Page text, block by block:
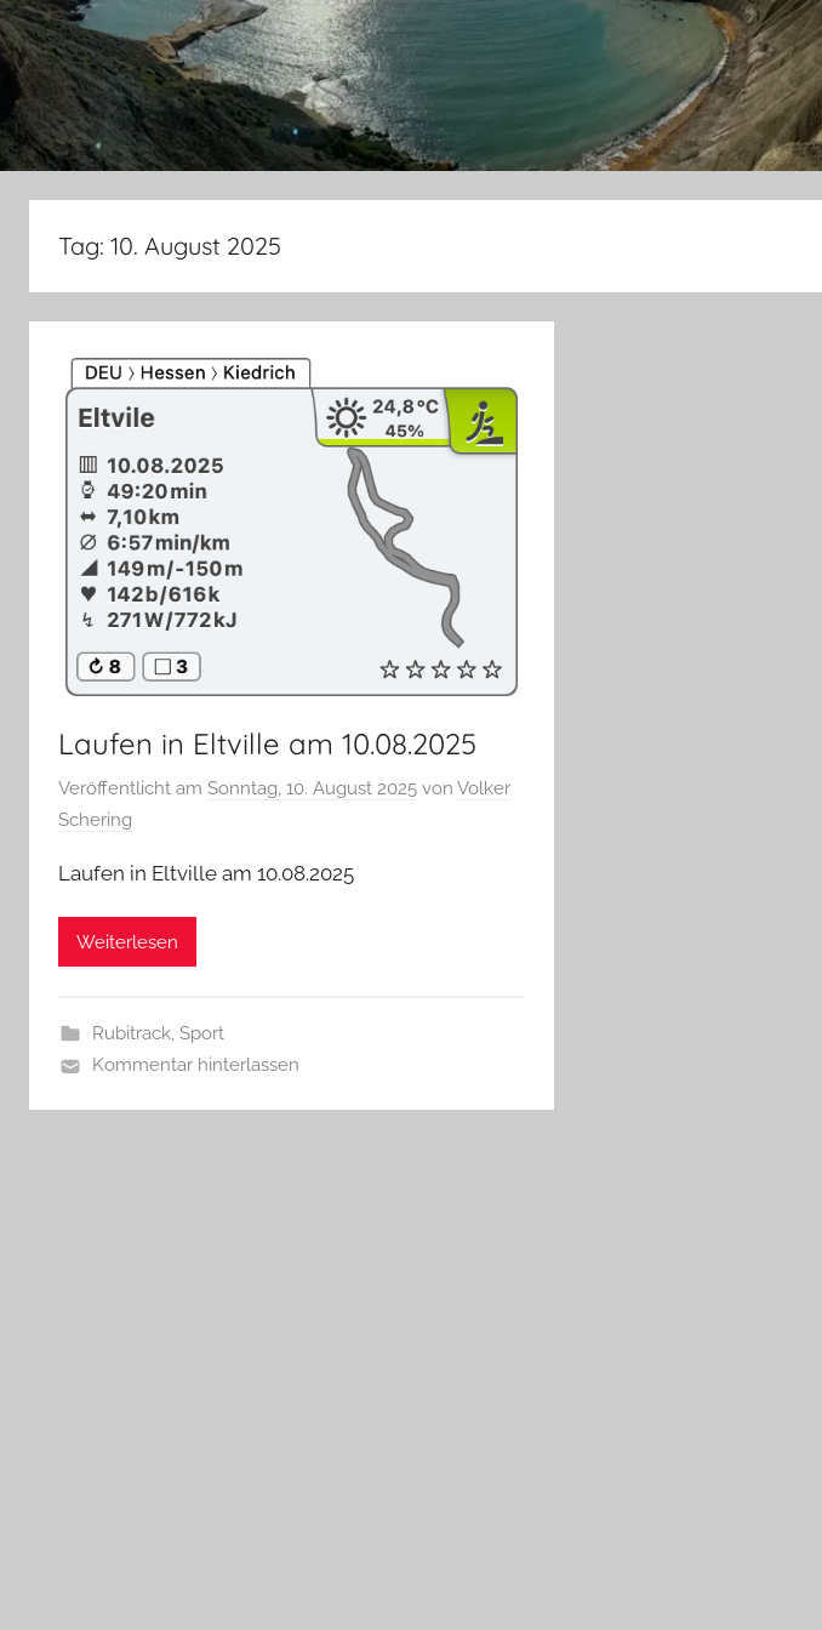
Tag: 10. August 2025
Laufen in Eltville am 10.08.2025
Veröffentlicht am Sonntag, 10. August 2025 von Volker
Schering
Laufen in Eltville am 10.08.2025
Weiterlesen
Rubitrack, Sport
Kommentar hinterlassen